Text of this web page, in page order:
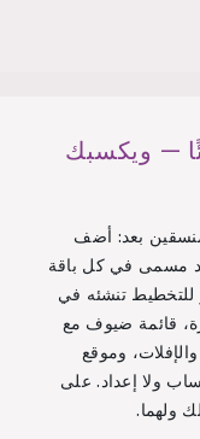
— ويكسبك
بعد: أضف
مسمى في كل باقة
تنشئه في
قائمة ضيوف مع
وموقع
ولا إعداد. على
ولهما.